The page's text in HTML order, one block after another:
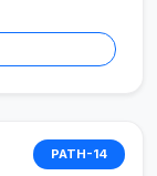
PATH-14